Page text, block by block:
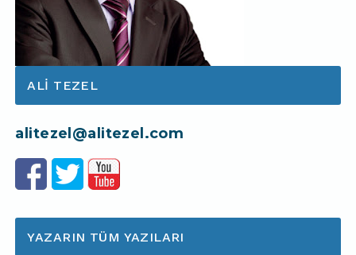
ALI TEZEL
alitezel@alitezel.com
YAZARIN TÜM YAZILARI